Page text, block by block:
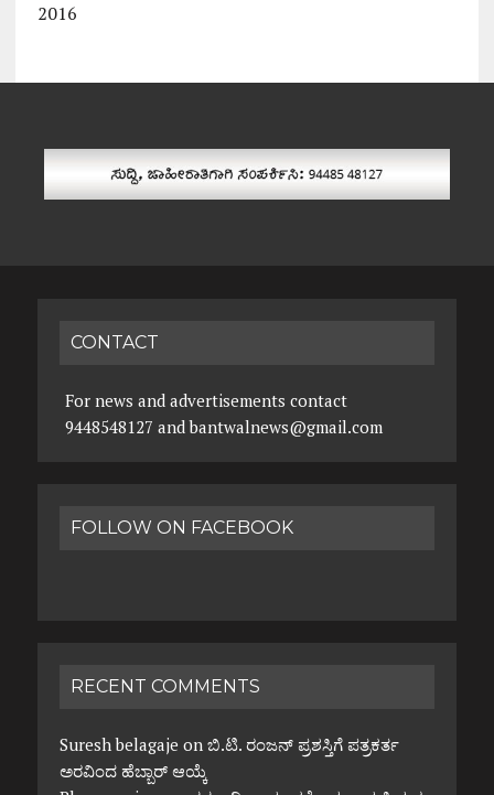
2016
CONTACT
For news and advertisements contact
9448548127 and bantwalnews@gmail.com
FOLLOW ON FACEBOOK
RECENT COMMENTS
Suresh belagaje on ಬಿ.ಟಿ. ರಂಜನ್ ಪ್ರಶಸ್ತಿಗೆ ಪತ್ರಕರ್ತ
ಅರವಿಂದ ಹೆಬ್ಬಾರ್ ಆಯ್ಕೆ